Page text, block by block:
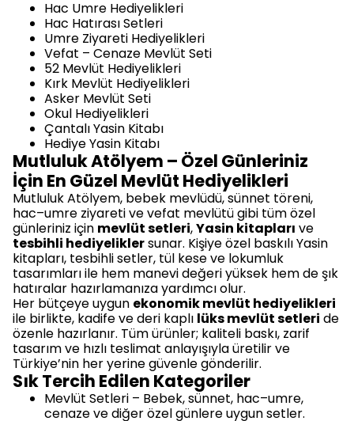
Hac Umre Hediyelikleri
Hac Hatırası Setleri
Umre Ziyareti Hediyelikleri
Vefat – Cenaze Mevlüt Seti
52 Mevlüt Hediyelikleri
Kırk Mevlüt Hediyelikleri
Asker Mevlüt Seti
Okul Hediyelikleri
Çantalı Yasin Kitabı
Hediye Yasin Kitabı
Mutluluk Atölyem – Özel Günleriniz
İçin En Güzel Mevlüt Hediyelikleri
Mutluluk Atölyem, bebek mevlüdü, sünnet töreni,
hac–umre ziyareti ve vefat mevlütü gibi tüm özel
günleriniz için mevlüt setleri,Yasin kitapları ve
tesbihli hediyeliklersunar. Kişiye özel baskılı Yasin
kitapları, tesbihli setler, tül kese ve lokumluk
tasarımları ile hem manevi değeri yüksek hem de şık
hatıralar hazırlamanıza yardımcı olur.
Her bütçeye uygun ekonomik mevlüt hediyelikleri
ile birlikte, kadife ve deri kaplı lüks mevlüt setleri de
özenle hazırlanır. Tüm ürünler; kaliteli baskı, zarif
tasarım ve hızlı teslimat anlayışıyla üretilir ve
Türkiye’nin her yerine güvenle gönderilir.
Sık Tercih Edilen Kategoriler
Mevlüt Setleri – Bebek, sünnet, hac–umre,
cenaze ve diğer özel günlere uygun setler.